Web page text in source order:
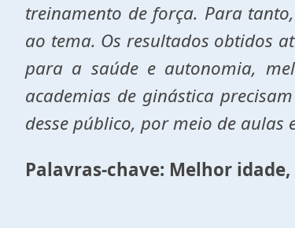
treinamento de força. Para
ao tema. Os resultados obtidos
para a saúde e autonomia,
academias de ginástica
desse público, por meio de
Palavras-chave: Melhor